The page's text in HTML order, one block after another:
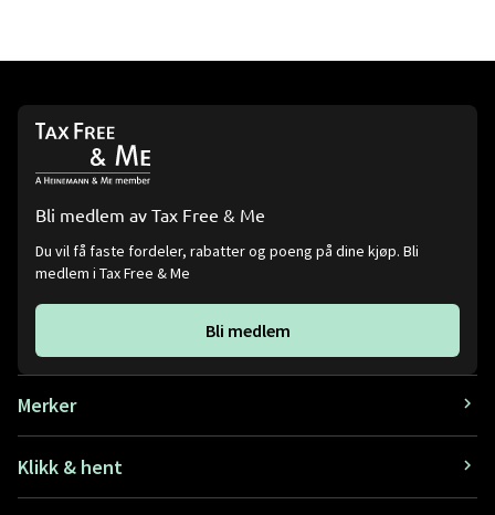
Bli medlem av Tax Free & Me
Du vil få faste fordeler, rabatter og poeng på dine kjøp. Bli
medlem i Tax Free & Me
Bli medlem
Merker
Klikk & hent